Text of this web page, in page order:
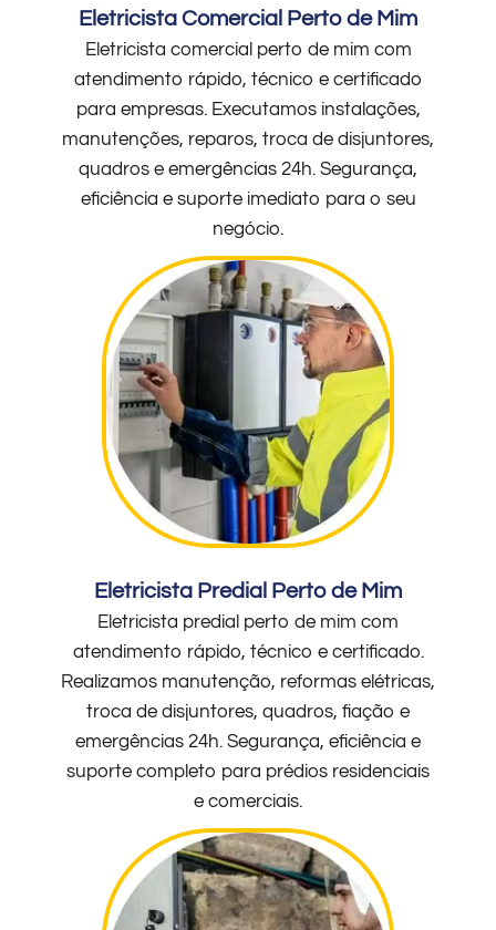
Eletricista Comercial Perto de Mim
Eletricista comercial perto de mim com
atendimento rápido, técnico e certificado
para empresas. Executamos instalações,
manutenções, reparos, troca de disjuntores,
quadros e emergências 24h. Segurança,
eficiência e suporte imediato para o seu
negócio.
Eletricista Predial Perto de Mim
Eletricista predial perto de mim com
atendimento rápido, técnico e certificado.
Realizamos manutenção, reformas elétricas,
troca de disjuntores, quadros, fiação e
emergências 24h. Segurança, eficiência e
suporte completo para prédios residenciais
e comerciais.